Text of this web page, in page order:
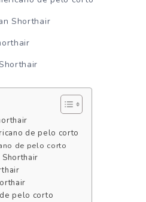
Shorthair
de pelo corto
de pelo corto
pelo corto